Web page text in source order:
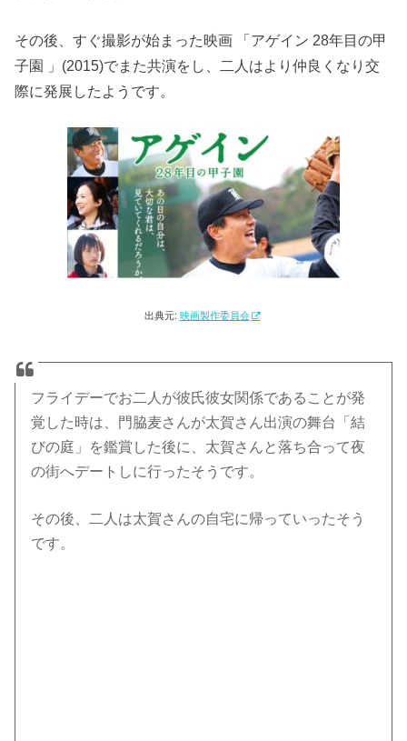
その後、すぐ撮影が始まった映画 「アゲイン 28年目の甲
子園 」(2015)でまた共演をし、二人はより仲良くなり交
際に発展したようです。
出典元: 映画製作委員会
フライデーでお二人が彼氏彼女関係であることが発
覚した時は、門脇麦さんが太賀さん出演の舞台「結
びの庭」を鑑賞した後に、太賀さんと落ち合って夜
の街へデートしに行ったそうです。
その後、
二人は太賀さんの自宅に帰っていったそう
です。